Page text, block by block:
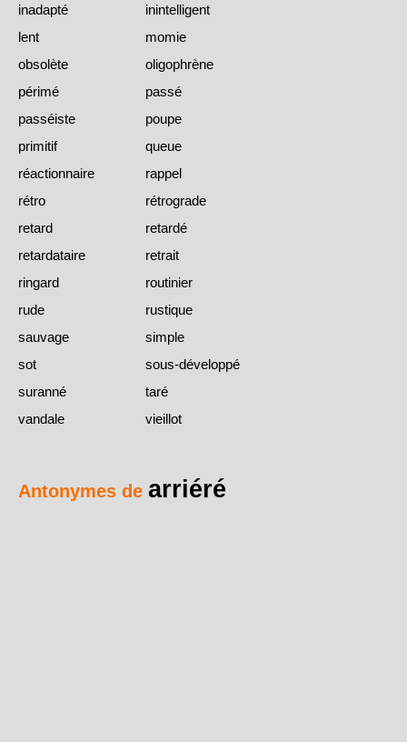
inadapté
inintelligent
lent
momie
obsolète
oligophrène
périmé
passé
passéiste
poupe
primitif
queue
réactionnaire
rappel
rétro
rétrograde
retard
retardé
retardataire
retrait
ringard
routinier
rude
rustique
sauvage
simple
sot
sous-développé
suranné
taré
vandale
vieillot
Antonymes de arriéré